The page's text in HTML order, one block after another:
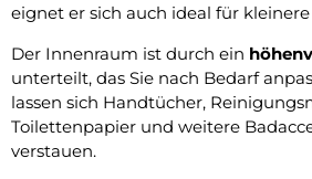
eignet er sich auch ideal für
Der Innenraum ist durch ein
unterteilt, das Sie nach Bedarf
lassen sich Handtücher,
Toilettenpapier und weitere
verstauen.